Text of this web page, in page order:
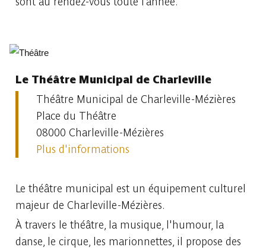
Le Théâtre Municipal de Charleville
Théâtre Municipal de Charleville-Mézières
Place du Théâtre
08000 Charleville-Mézières
Plus d'informations
Le théâtre municipal est un équipement culturel
majeur de Charleville-Mézières.
À travers le théâtre, la musique, l'humour, la
danse, le cirque, les marionnettes, il propose des